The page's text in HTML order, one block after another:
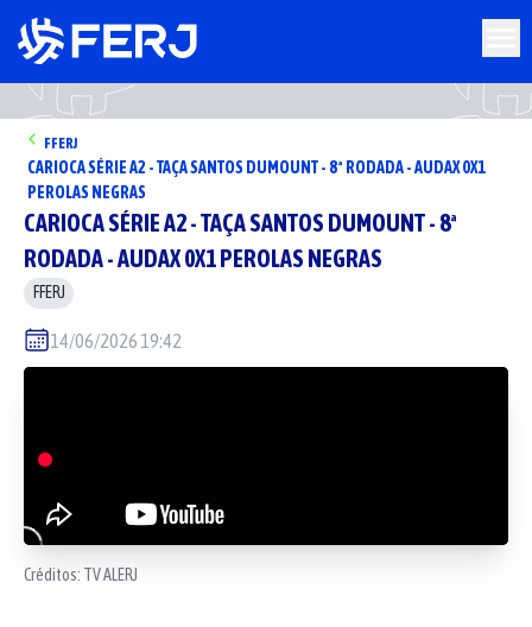
FFERJ
CARIOCA SÉRIE A2 - TAÇA SANTOS DUMOUNT - 8ª RODADA - AUDAX 0X1
PEROLAS NEGRAS
CARIOCA SÉRIE A2 - TAÇA SANTOS DUMOUNT - 8ª
RODADA - AUDAX 0X1 PEROLAS NEGRAS
FFERJ
14/06/2026 19:42
Créditos: TV ALERJ